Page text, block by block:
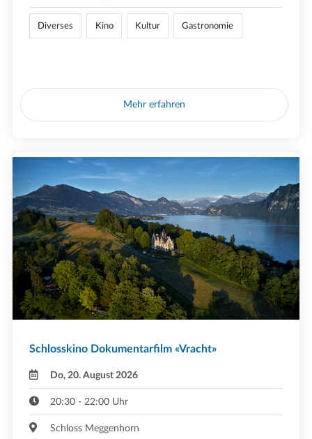
Diverses Kino Kultur Gastronomie
Mehr erfahren
Schlosskino Dokumentarfilm «Vracht»
Do, 20. August 2026
20:30 - 22:00 Uhr
Schloss Meggenhorn